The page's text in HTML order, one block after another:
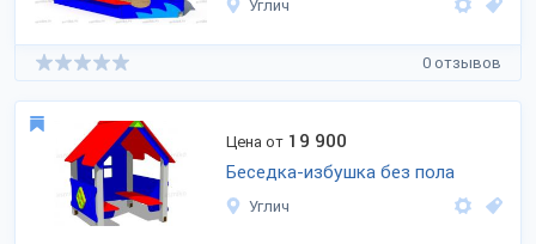
Углич
0 отзывов
Цена от 19 900
Беседка-избушка без пола
Углич